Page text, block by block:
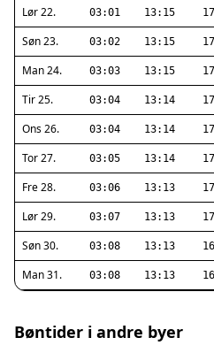
Lør 22. 03:01 13:15
Søn 23. 03:02 13:15
Man 24. 03:03 13:15
Tir 25. 03:04 13:14
Ons 26. 03:04 13:14
Tor 27. 03:05 13:14
Fre 28. 03:06 13:13
Lør 29. 03:07 13:13
Søn 30. 03:08 13:13
Man 31. 03:08 13:13
Bøntider i andre byer